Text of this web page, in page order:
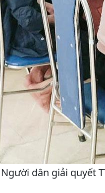
Người dân giải quyết